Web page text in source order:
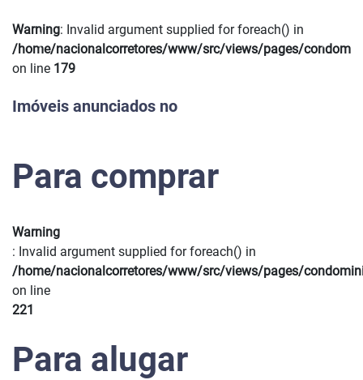
Warning: Invalid argument supplied for foreach() in
/home/nacionalcorretores/www/src/views/pages/
on line 179
Previous Next
Imóveis anunciados no
Para comprar
Warning
: Invalid argument supplied for foreach() in
/home/nacionalcorretores/www/src/views/pages/
on line
221
Para alugar